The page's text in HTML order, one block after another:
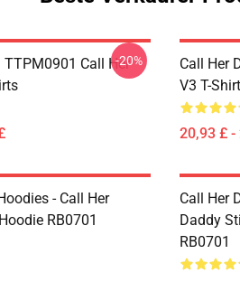
TTPM0901 Call Her-20%
Call Her
V3 T-
20,93 £ -
- Call Her
RB0701
Call Her
Daddy
RB0701